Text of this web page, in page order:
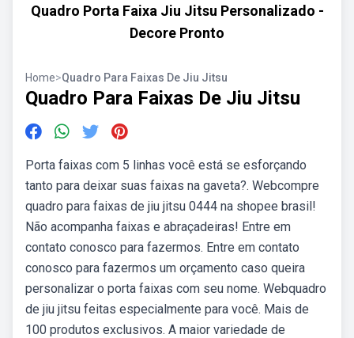
Quadro Porta Faixa Jiu Jitsu Personalizado -
Decore Pronto
Home>Quadro Para Faixas De Jiu Jitsu
Quadro Para Faixas De Jiu Jitsu
Porta faixas com 5 linhas você está se esforçando
tanto para deixar suas faixas na gaveta?. Webcompre
quadro para faixas de jiu jitsu 0444 na shopee brasil!
Não acompanha faixas e abraçadeiras! Entre em
contato conosco para fazermos. Entre em contato
conosco para fazermos um orçamento caso queira
personalizar o porta faixas com seu nome. Webquadro
de jiu jitsu feitas especialmente para você. Mais de
100 produtos exclusivos. A maior variedade de